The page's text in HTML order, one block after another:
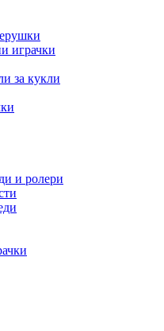
играчки
за кукли
и ролери